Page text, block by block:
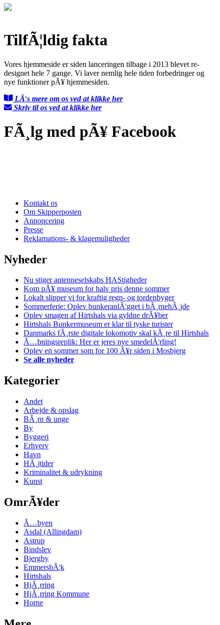
TilfÃ¦ldig fakta
Vores hjemmeside er siden lanceringen tilbage i 2013 blevet re-
designet hele 7 gange. Vi laver nemlig hele tiden forbedringer og
nye funktioner pÃ¥ hjemmesiden.
LÃ¦s mere om os ved at klikke her
Skriv til os ved at klikke her
FÃ¸lg med pÃ¥ Facebook
Kontakt os
Om Skipperposten
Annoncering
Presse
Reklamations- & klagemuligheder
Nyheder
Nu stiger antenneselskabs HAStigheder
Kom pÃ¥ museum for halv pris denne sommer
Lokalt slipper vi for kraftig regn- og tordenbyger
Sommerferie: Oplev bunkeranlÃ¦gget i bÃ¸rnehÃ¸jde
Oplev smagen af Hirtshals via gyldne drÃ¥ber
Hirtshals Bunkermuseum er klar til tyske turister
Danmarks fÃ¸rste digitale lokomotiv skal kÃ¸re til Hirtshals
Ã…bningsreplik: Her er jeres nye smedelÃ¦rling!
Oplev en sommer som for 100 Ã¥r siden i Mosbjerg
Se alle nyheder
Kategorier
Andet
Arbejde & opslag
BÃ¸rn & unge
By
Byggeri
Erhverv
Havn
HÃ¸jtider
Kriminalitet & udrykning
Kunst
OmrÃ¥der
Ã…byen
Asdal (Allingdam)
Astrup
Bindslev
Bjergby
EmmersbÃ¦k
Hirtshals
HjÃ¸rring
HjÃ¸rring Kommune
Horne